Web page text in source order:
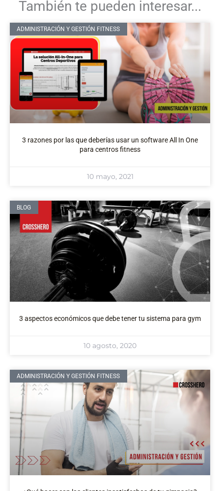
También te pueden interesar...
ADMINISTRACIÓN Y GESTIÓN FITNESS
3 razones por las que deberías usar un software All In One
para centros fitness
10 mayo, 2021
BLOG
3 aspectos económicos que debe tener tu sistema para gym
10 agosto, 2020
ADMINISTRACIÓN Y GESTIÓN FITNESS